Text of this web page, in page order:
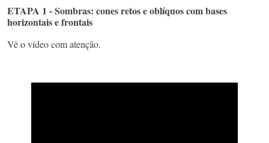
ETAPA 1 - Sombras: cones retos e oblíquos com bases
horizontais e frontais
Vê o vídeo com atenção.